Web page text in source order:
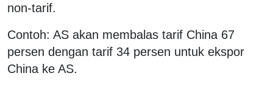
non-tarif.
Contoh: AS akan membalas tarif China 67
persen dengan tarif 34 persen untuk ekspor
China ke AS.